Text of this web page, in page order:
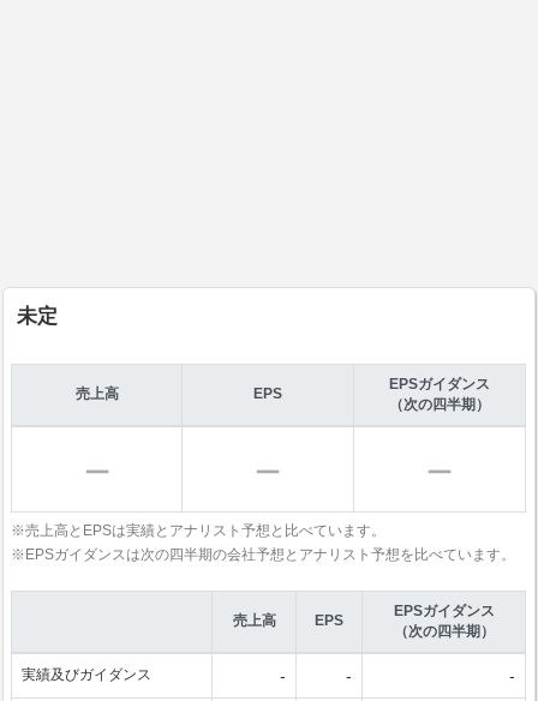
未定
売上高 EPS
EPSガイダンス
（次の四半期）
※売上高とEPSは実績とアナリスト予想と比べています。
※EPSガイダンスは次の四半期の会社予想とアナリスト予想を比べています。
売上高 EPS
EPSガイダンス
（次の四半期）
実績及びガイダンス - - -